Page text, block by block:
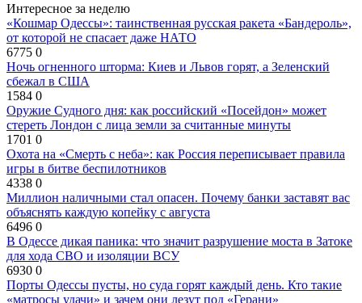
Интересное за неделю
«Кошмар Одессы»: таинственная русская ракета «Бандероль»,
от которой не спасает даже НАТО
6775 0
Ночь огненного шторма: Киев и Львов горят, а Зеленский
сбежал в США
1584 0
Оружие Судного дня: как российский «Посейдон» может
стереть Лондон с лица земли за считанные минуты
1701 0
Охота на «Смерть с неба»: как Россия переписывает правила
игры в битве беспилотников
4338 0
Миллион наличными стал опасен. Почему банки заставят вас
объяснять каждую копейку с августа
6496 0
В Одессе дикая паника: что значит разрушение моста в Затоке
для хода СВО и изоляции ВСУ
6930 0
Порты Одессы пусты, но суда горят каждый день. Кто такие
«матросы удачи» и зачем они лезут под «Герани»